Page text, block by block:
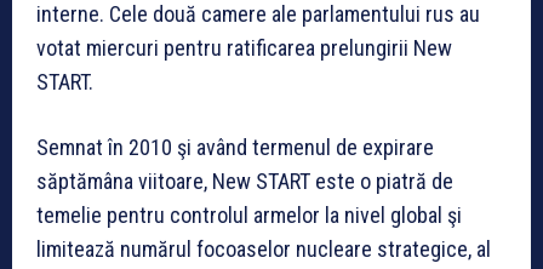
interne. Cele două camere ale parlamentului rus au
votat miercuri pentru ratificarea prelungirii New
START.
Semnat în 2010 şi având termenul de expirare
săptămâna viitoare, New START este o piatră de
temelie pentru controlul armelor la nivel global şi
limitează numărul focoaselor nucleare strategice, al